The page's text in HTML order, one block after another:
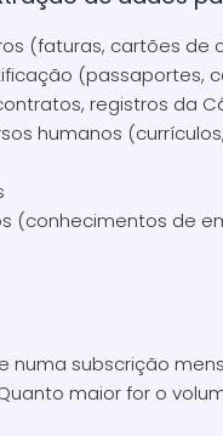
(faturas, cartões de
(passaportes,
registros da
humanos
(conhecimentos de
numa subscrição
maior for o